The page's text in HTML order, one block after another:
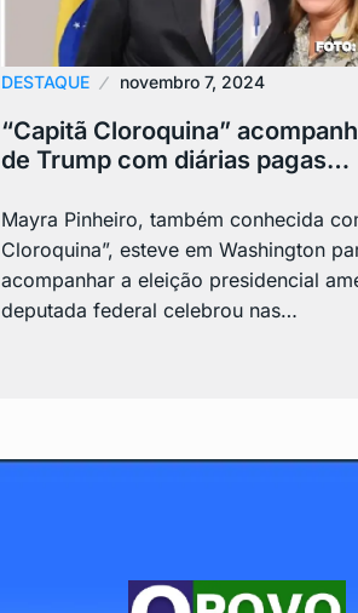
DESTAQUE novembro 7, 2024
“Capitã Cloroquina”
de Trump com diárias pagas…
Mayra Pinheiro, também conhecida
Cloroquina”, esteve em Washington
acompanhar a eleição presidencial
deputada federal celebrou nas…